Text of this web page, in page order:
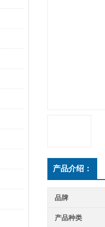
产品介绍：
品牌
产品种类